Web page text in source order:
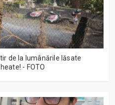
de la lumânările lăsate
- FOTO